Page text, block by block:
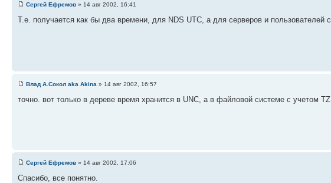
Сергей Ефремов » 14 авг 2002, 16:41
Т.е. получается как бы два времени, для NDS UTC, а для серверов и
Влад А.Сокол aka Akina » 14 авг 2002, 16:57
точно. вот только в дереве время хранится в UNC, а в файловой системе с учетом
Сергей Ефремов » 14 авг 2002, 17:06
Спасибо, все понятно.